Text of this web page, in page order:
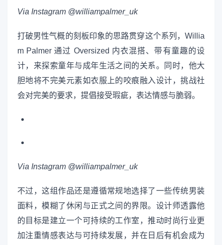
Via Instagram @williampalmer_uk
打破男性气概的刻板印象的思路贯穿这个系列，Willia
m Palmer 通过 Oversized 内衣混搭、带有童趣的设
计，来探索童年与成年生活之间的关系。同时，他大
胆地将不完美元素如衣服上的咬痕融入设计，挑战社
会对完美的要求，提倡接受瑕疵，表达情感与脆弱。
Via Instagram @williampalmer_uk
不过，这组作品还是遵循常规地选择了一些传统男装
面料，模糊了休闲与正式之间的界限。设计师透露他
的目标是建立一个可持续的工作室，推动时尚行业更
加注重情感表达与可持续发展，并在日后有机会成为